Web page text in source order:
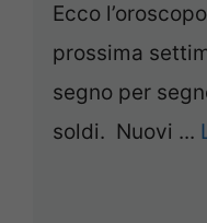
Ecco
prossima
segno per
soldi. Nuovi ...